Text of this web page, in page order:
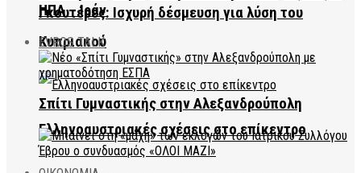
Γκουτέρες: Ισχυρή δέσμευση για λύση του
Κυπριακού
Ελληνοαυστριακές σχέσεις στο επίκεντρο
ΗΠΑ – Ιράν
EVROS TALK
Σπίτι Γυμναστικής στην Αλεξανδρούπολη